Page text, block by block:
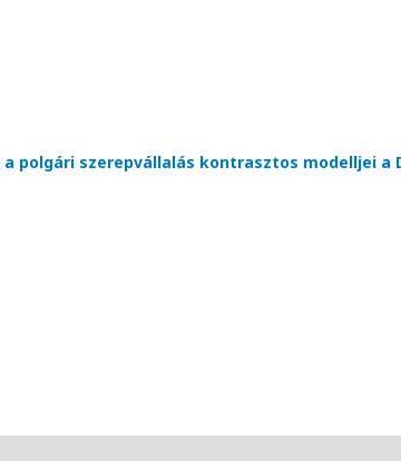
polgári szerepvállalás kontrasztos modelljei a